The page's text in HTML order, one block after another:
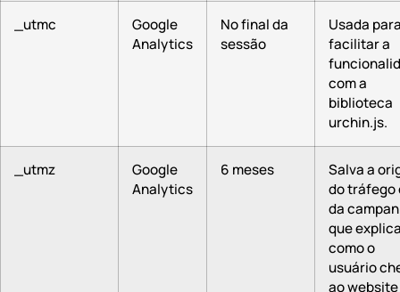
_utmc
Google
Analytics
No final da
sessão
Usada
facilitar a
com a
biblioteca
urchin.js.
_utmz
Google
Analytics
6 meses
Salva a
do tráfego
da
que
como o
usuário
ao website